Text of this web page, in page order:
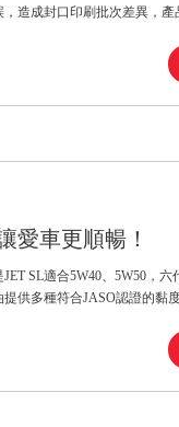
造成封口印刷批次差異，產
愛車更順暢！
SL適合5W40、5W50，
供多種符合JASO認證的黏